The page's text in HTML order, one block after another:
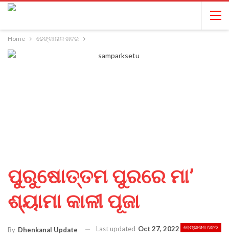
Home ଢେଙ୍କାନାଳ ଖବର
ପୁରୁଷୋତ୍ତମ ପୁରରେ ମା’
ଶ୍ୟାମା କାଳୀ ପୂଜା
ଢେଙ୍କାନାଳ ଖବର
By Dhenkanal Update Last updated Oct 27, 2022